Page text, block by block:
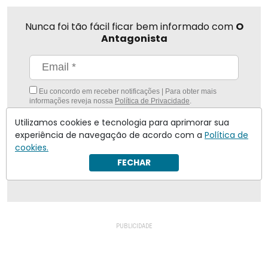
Nunca foi tão fácil ficar bem informado com O
Antagonista
Eu concordo em receber notificações | Para obter mais
informações reveja nossa Política de Privacidade.
Enviar
Inscreva-se
Utilizamos cookies e tecnologia para aprimorar sua
experiência de navegação de acordo com a Política de
cookies.
FECHAR